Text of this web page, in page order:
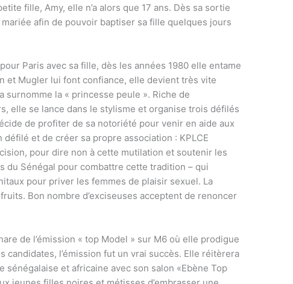
fille, Amy, elle n’a alors que 17 ans. Dès sa sortie
mariée afin de pouvoir baptiser sa fille quelques jours
Paris avec sa fille, dès les années 1980 elle entame
et Mugler lui font confiance, elle devient très vite
surnomme la « princesse peule ». Riche de
elle se lance dans le stylisme et organise trois défilés
de profiter de sa notoriété pour venir en aide aux
défilé et de créer sa propre association : KPLCE
pour dire non à cette mutilation et soutenir les
du Sénégal pour combattre cette tradition – qui
pour priver les femmes de plaisir sexuel. La
Bon nombre d’exciseuses acceptent de renoncer
de l’émission « top Model » sur M6 où elle prodigue
candidates, l’émission fut un vrai succès. Elle réitèrera
sénégalaise et africaine avec son salon «Ebène Top